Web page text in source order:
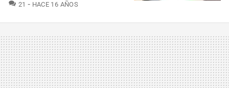
21 COMENTARIOS
HACE 16 AÑOS